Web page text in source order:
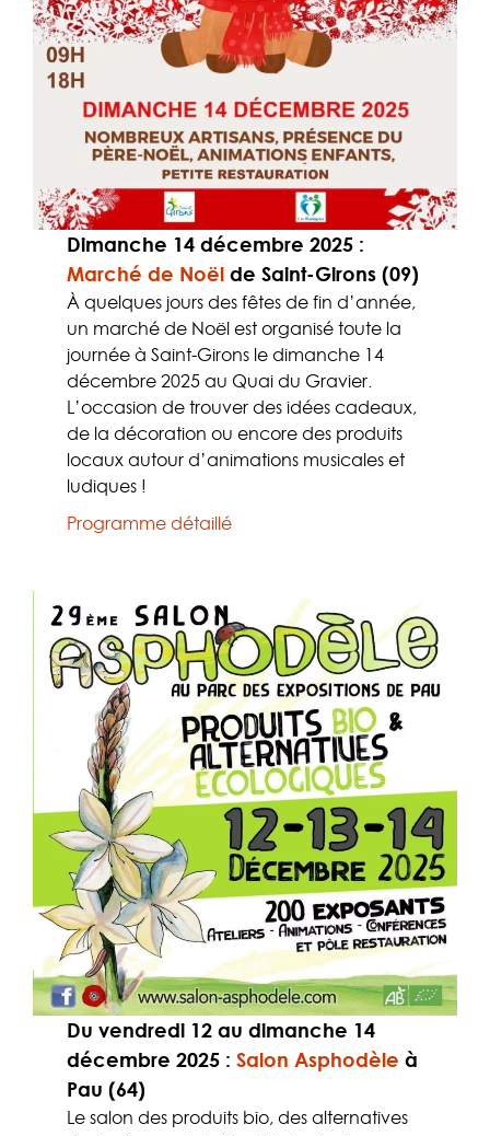
Dimanche 14 décembre 2025 :
Marché de Noël de Saint-Girons (09)
À quelques jours des fêtes de fin d’année,
un marché de Noël est organisé toute la
journée à Saint-Girons le dimanche 14
décembre 2025 au Quai du Gravier.
L’occasion de trouver des idées cadeaux,
de la décoration ou encore des produits
locaux autour d’animations musicales et
ludiques !
Programme détaillé
Du vendredi 12 au dimanche 14
décembre 2025 :Salon Asphodèle à
Pau (64)
Le salon des produits bio, des alternatives